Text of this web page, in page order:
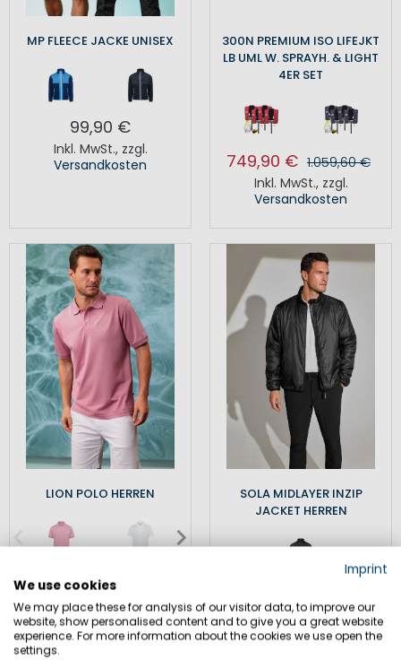
MP FLEECE JACKE UNISEX
99,90 €
Inkl. MwSt., zzgl.
Versandkosten
300N PREMIUM ISO LIFEJKT
LB UML W. SPRAYH. & LIGHT
4ER SET
749,90 € 1.059,60 €
Inkl. MwSt., zzgl.
Versandkosten
LION POLO HERREN
69,90 € 79,90 €
Inkl. MwSt.,zzgl.
Versandkosten
SOLA MIDLAYER INZIP
JACKET HERREN
Inkl. MwSt.,zzgl.
Versandkosten
Imprint
We use cookies
We may place these for analysis of our visitor data, to improve our
website, show personalised content and to give you a great website
experience. For more information about the cookies we use open the
settings.